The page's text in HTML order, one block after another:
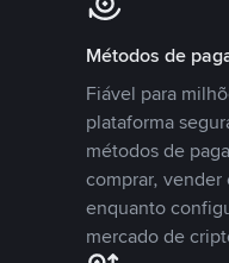
Métodos de
Fiável para
plataforma
métodos de
comprar,
enquanto
mercado de